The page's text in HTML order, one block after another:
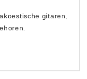
gitaren,